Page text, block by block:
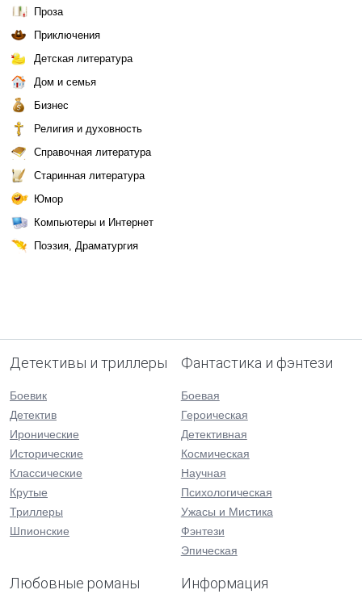
Проза
Приключения
Детская литература
Дом и семья
Бизнес
Религия и духовность
Справочная литература
Старинная литература
Юмор
Компьютеры и Интернет
Поэзия, Драматургия
Детективы и триллеры
Боевик
Детектив
Иронические
Исторические
Классические
Крутые
Триллеры
Шпионские
Фантастика и фэнтези
Боевая
Героическая
Детективная
Космическая
Научная
Психологическая
Ужасы и Мистика
Фэнтези
Эпическая
Любовные романы Информация